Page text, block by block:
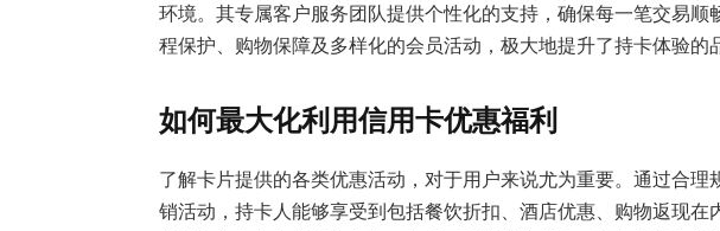
环境。其专属客户服务团队提供个性化的支持，确保每一笔交易顺
程保护、购物保障及多样化的会员活动，极大地提升了持卡体验的
如何最大化利用信用卡优惠福利
了解卡片提供的各类优惠活动，对于用户来说尤为重要。通过合理
销活动，持卡人能够享受到包括餐饮折扣、酒店优惠、购物返现在